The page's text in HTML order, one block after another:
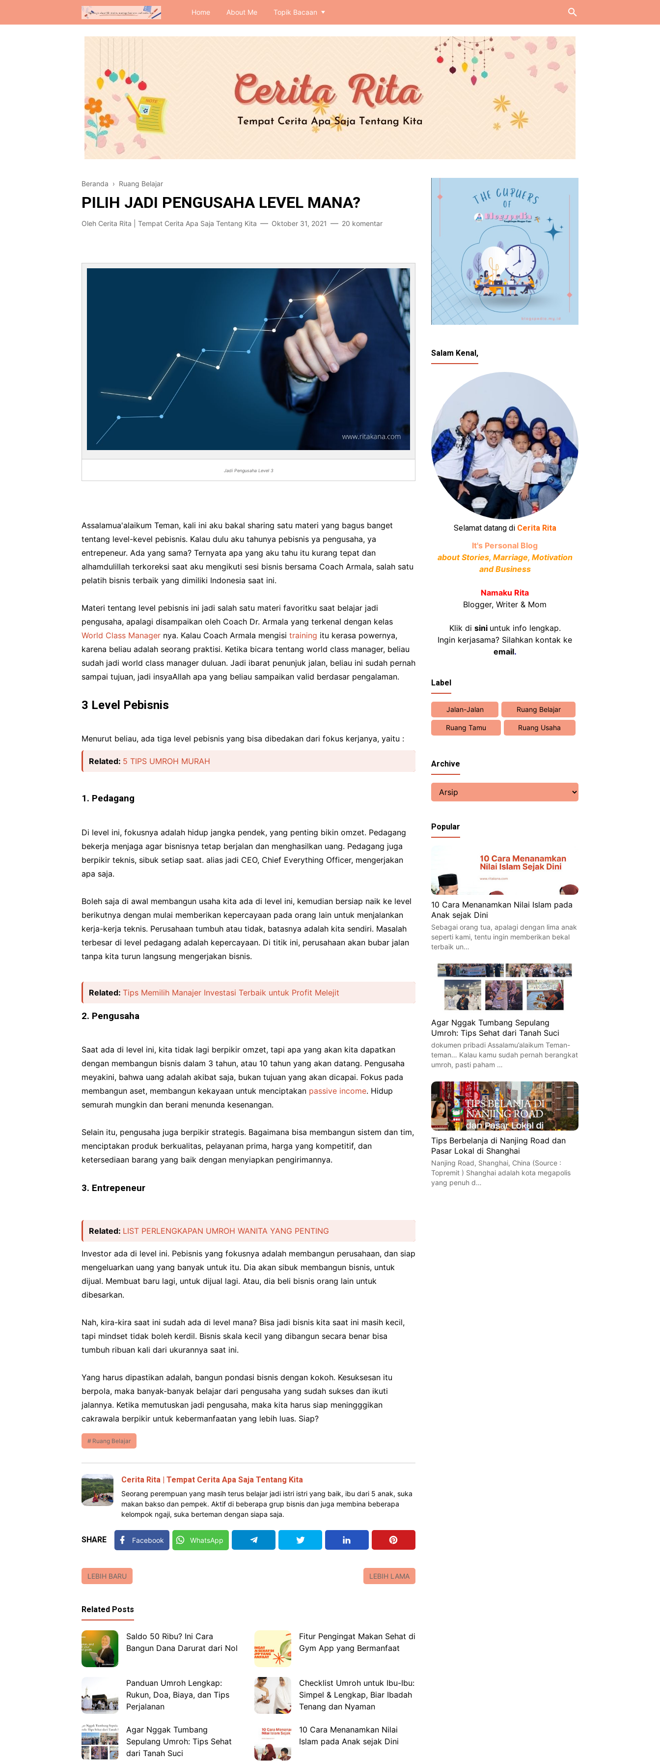
Home About Me Topik Bacaan
Beranda › Ruang Belajar
PILIH JADI PENGUSAHA LEVEL MANA?
Oleh Cerita Rita | Tempat Cerita Apa Saja Tentang Kita Oktober 31, 2021 20 komentar
Jadi Pengusaha Level 3
Assalamua'alaikum Teman, kali ini aku bakal sharing satu materi yang bagus banget
tentang level-kevel pebisnis. Kalau dulu aku tahunya pebisnis ya pengusaha, ya
entrepeneur. Ada yang sama? Ternyata apa yang aku tahu itu kurang tepat dan
alhamdulillah terkoreksi saat aku mengikuti sesi bisnis bersama Coach Armala, salah satu
pelatih bisnis terbaik yang dimiliki Indonesia saat ini.
Materi tentang level pebisnis ini jadi salah satu materi favoritku saat belajar jadi
pengusaha, apalagi disampaikan oleh Coach Dr. Armala yang terkenal dengan kelas
World Class Manager nya. Kalau Coach Armala mengisi training itu kerasa powernya,
karena beliau adalah seorang praktisi. Ketika bicara tentang world class manager, beliau
sudah jadi world class manager duluan. Jadi ibarat penunjuk jalan, beliau ini sudah pernah
sampai tujuan, jadi insyaAllah apa yang beliau sampaikan valid berdasar pengalaman.
3 Level Pebisnis
Menurut beliau, ada tiga level pebisnis yang bisa dibedakan dari fokus kerjanya, yaitu :
Related: 5 TIPS UMROH MURAH
1. Pedagang
Di level ini, fokusnya adalah hidup jangka pendek, yang penting bikin omzet. Pedagang
bekerja menjaga agar bisnisnya tetap berjalan dan menghasilkan uang. Pedagang juga
berpikir teknis, sibuk setiap saat. alias jadi CEO, Chief Everything Officer, mengerjakan
apa saja.
Boleh saja di awal membangun usaha kita ada di level ini, kemudian bersiap naik ke level
berikutnya dengan mulai memberikan kepercayaan pada orang lain untuk menjalankan
kerja-kerja teknis. Perusahaan tumbuh atau tidak, batasnya adalah kita sendiri. Masalah
terbesar di level pedagang adalah kepercayaan. Di titik ini, perusahaan akan bubar jalan
tanpa kita turun langsung mengerjakan bisnis.
Related: Tips Memilih Manajer Investasi Terbaik untuk Profit Melejit
2. Pengusaha
Saat ada di level ini, kita tidak lagi berpikir omzet, tapi apa yang akan kita dapatkan
dengan membangun bisnis dalam 3 tahun, atau 10 tahun yang akan datang. Pengusaha
meyakini, bahwa uang adalah akibat saja, bukan tujuan yang akan dicapai. Fokus pada
membangun aset, membangun kekayaan untuk menciptakan passive income. Hidup
semurah mungkin dan berani menunda kesenangan.
Selain itu, pengusaha juga berpikir strategis. Bagaimana bisa membangun sistem dan tim,
menciptakan produk berkualitas, pelayanan prima, harga yang kompetitif, dan
ketersediaan barang yang baik dengan menyiapkan pengirimannya.
3. Entrepeneur
Related: LIST PERLENGKAPAN UMROH WANITA YANG PENTING
Investor ada di level ini. Pebisnis yang fokusnya adalah membangun perusahaan, dan siap
mengeluarkan uang yang banyak untuk itu. Dia akan sibuk membangun bisnis, untuk
dijual. Membuat baru lagi, untuk dijual lagi. Atau, dia beli bisnis orang lain untuk
dibesarkan.
Nah, kira-kira saat ini sudah ada di level mana? Bisa jadi bisnis kita saat ini masih kecil,
tapi mindset tidak boleh kerdil. Bisnis skala kecil yang dibangun secara benar bisa
tumbuh ribuan kali dari ukurannya saat ini.
Yang harus dipastikan adalah, bangun pondasi bisnis dengan kokoh. Kesuksesan itu
berpola, maka banyak-banyak belajar dari pengusaha yang sudah sukses dan ikuti
jalannya. Ketika memutuskan jadi pengusaha, maka kita harus siap meningggikan
cakrawala berpikir untuk kebermanfaatan yang lebih luas. Siap?
Ruang Belajar
Cerita Rita | Tempat Cerita Apa Saja Tentang Kita
Seorang perempuan yang masih terus belajar jadi istri istri yang baik, ibu dari 5 anak, suka
makan bakso dan pempek. Aktif di beberapa grup bisnis dan juga membina beberapa
kelompok ngaji, suka berteman dengan siapa saja.
SHARE Facebook WhatsApp
LEBIH BARU LEBIH LAMA
Related Posts
Saldo 50 Ribu? Ini Cara
Bangun Dana Darurat dari Nol
Fitur Pengingat Makan Sehat di
Gym App yang Bermanfaat
Panduan Umroh Lengkap:
Rukun, Doa, Biaya, dan Tips
Perjalanan
Checklist Umroh untuk Ibu-Ibu:
Simpel & Lengkap, Biar Ibadah
Tenang dan Nyaman
Agar Nggak Tumbang
Sepulang Umroh: Tips Sehat
dari Tanah Suci
10 Cara Menanamkan Nilai
Islam pada Anak sejak Dini
Salam Kenal,
Selamat datang di Cerita Rita
It's Personal Blog
about Stories, Marriage, Motivation
and Business
Namaku Rita
Blogger, Writer & Mom
Klik di sini untuk info lengkap.
Ingin kerjasama? Silahkan kontak ke
email.
Label
Jalan-Jalan Ruang Belajar
Ruang Tamu Ruang Usaha
Archive
Popular
10 Cara Menanamkan Nilai Islam pada
Anak sejak Dini
Sebagai orang tua, apalagi dengan lima anak
seperti kami, tentu ingin memberikan bekal
terbaik un…
Agar Nggak Tumbang Sepulang
Umroh: Tips Sehat dari Tanah Suci
dokumen pribadi Assalamu’alaikum Teman-
teman… Kalau kamu sudah pernah berangkat
umroh, pasti paham …
Tips Berbelanja di Nanjing Road dan
Pasar Lokal di Shanghai
Nanjing Road, Shanghai, China (Source :
Topremit ) Shanghai adalah kota megapolis
yang penuh d…